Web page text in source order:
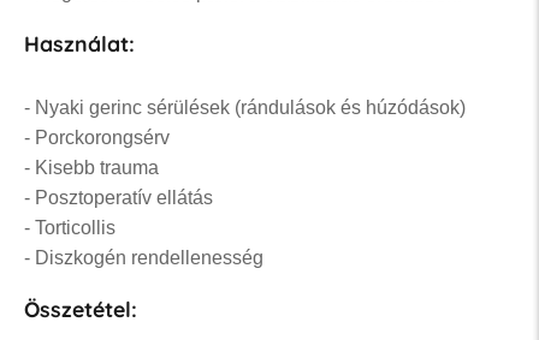
Használat:
- Nyaki gerinc sérülések (rándulások és húzódások)
- Porckorongsérv
- Kisebb trauma
- Posztoperatív ellátás
- Torticollis
- Diszkogén rendellenesség
Összetétel: